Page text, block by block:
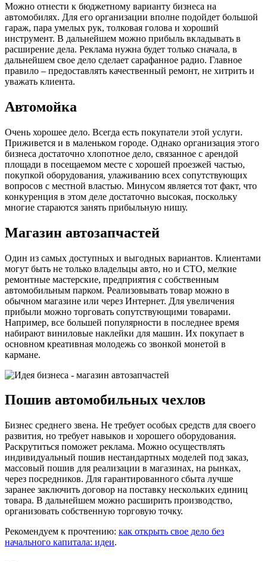
Можно отнести к бюджетному варианту бизнеса на
автомобилях. Для его организации вполне подойдет большой
гараж, пара умелых рук, толковая голова и хороший
инструмент. В дальнейшем можно прибыль вкладывать в
расширение дела. Реклама нужна будет только сначала, в
дальнейшем свое дело сделает сарафанное радио. Главное
правило – предоставлять качественный ремонт, не хитрить и
уважать клиента.
Автомойка
Очень хорошее дело. Всегда есть покупатели этой услуги.
Приживется и в маленьком городе. Однако организация этого
бизнеса достаточно хлопотное дело, связанное с арендой
площади в посещаемом месте с хорошей проезжей частью,
покупкой оборудования, улаживанию всех сопутствующих
вопросов с местной властью. Минусом является тот факт, что
конкуренция в этом деле достаточно высокая, поскольку
многие стараются занять прибыльную нишу.
Магазин автозапчастей
Один из самых доступных и выгодных вариантов. Клиентами
могут быть не только владельцы авто, но и СТО, мелкие
ремонтные мастерские, предприятия с собственным
автомобильным парком. Реализовывать товар можно в
обычном магазине или через Интернет. Для увеличения
прибыли можно торговать сопутствующими товарами.
Например, все большей популярности в последнее время
набирают виниловые наклейки для машин. Их покупает в
основном креативная молодежь со звонкой монетой в
кармане.
Пошив автомобильных чехлов
Бизнес среднего звена. Не требует особых средств для своего
развития, но требует навыков и хорошего оборудования.
Раскрутиться поможет реклама. Можно осуществлять
индивидуальный пошив нестандартных моделей под заказ,
массовый пошив для реализации в магазинах, на рынках,
через посредников. Для гарантированного сбыта лучше
заранее заключить договор на поставку нескольких единиц
товара. В дальнейшем можно расширить производство,
организовать собственную торговую точку.
Рекомендуем к прочтению: как открыть свое дело без
начального капитала: идеи.